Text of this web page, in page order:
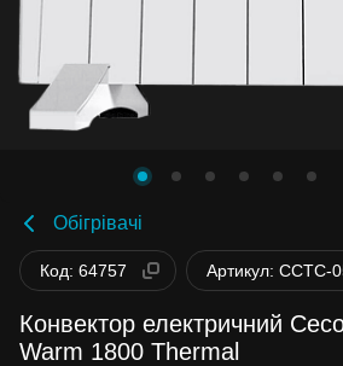
Обігрівачі
Код: 64757 Артикул: CCTC-
Конвектор електричний
Warm 1800 Thermal